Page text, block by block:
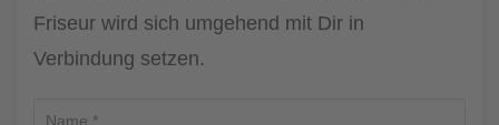
Friseur wird sich umgehend mit Dir in
Verbindung setzen.